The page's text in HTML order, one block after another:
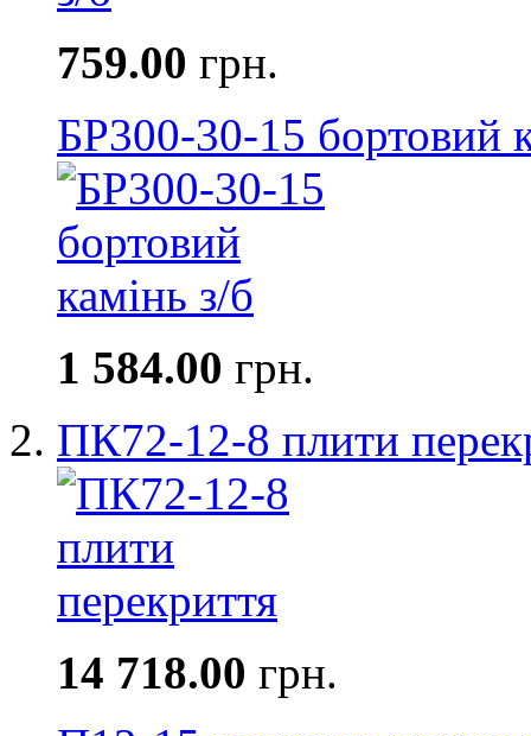
759.00 грн.
БР300-30-15 бортовий
1 584.00 грн.
ПК72-12-8 плити
14 718.00 грн.